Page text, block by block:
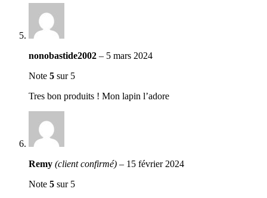
nonobastide2002 – 5 mars 2024
Note 5 sur 5
Tres bon produits ! Mon lapin l’adore
Remy (client confirmé) – 15 février 2024
Note 5 sur 5